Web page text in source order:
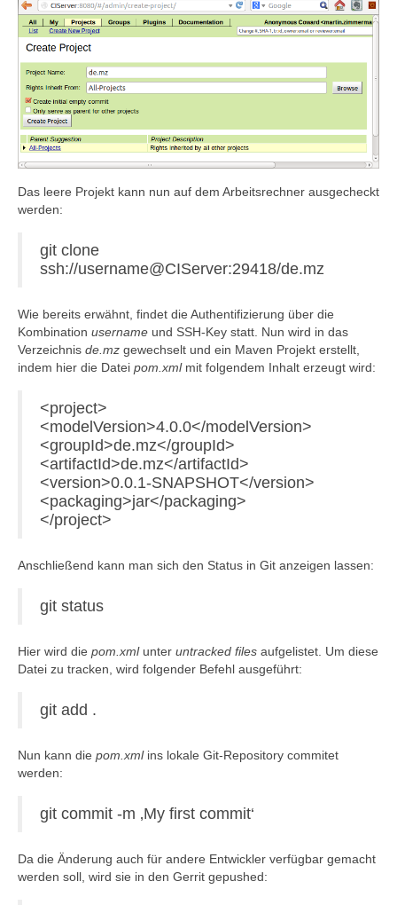
Das leere Projekt kann nun auf dem Arbeitsrechner ausgecheckt
werden:
git clone
ssh://username@CIServer:29418/de.mz
Wie bereits erwähnt, findet die Authentifizierung über die
Kombination username und SSH-Key statt. Nun wird in das
Verzeichnis de.mz gewechselt und ein Maven Projekt erstellt,
indem hier die Datei pom.xmlmit folgendem Inhalt erzeugt wird:
<project>
<modelVersion>4.0.0</modelVersion>
<groupId>de.mz</groupId>
<artifactId>de.mz</artifactId>
<version>0.0.1-SNAPSHOT</version>
<packaging>jar</packaging>
</project>
Anschließend kann man sich den Status in Git anzeigen lassen:
git status
Hier wird die pom.xmlunter untracked files aufgelistet. Um diese
Datei zu tracken, wird folgender Befehl ausgeführt:
git add .
Nun kann die pom.xmlins lokale Git-Repository commitet
werden:
git commit -m ‚My first commit‘
Da die Änderung auch für andere Entwickler verfügbar gemacht
werden soll, wird sie in den Gerrit gepushed: